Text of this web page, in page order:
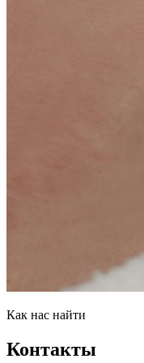
Как нас найти
Контакты